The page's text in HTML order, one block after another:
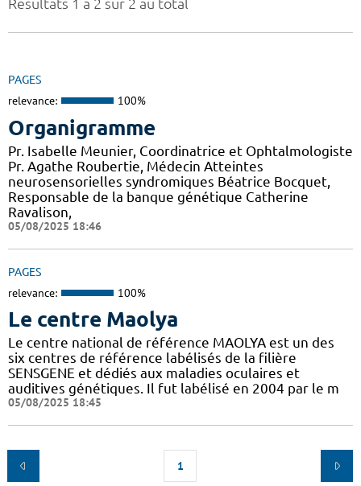
Résultats 1 à 2 sur 2 au total
PAGES
relevance: 100%
Organigramme
Pr. Isabelle Meunier, Coordinatrice et Ophtalmologiste
Pr. Agathe Roubertie, Médecin Atteintes
neurosensorielles syndromiques Béatrice Bocquet,
Responsable de la banque génétique Catherine
Ravalison,
05/08/2025 18:46
PAGES
relevance: 100%
Le centre Maolya
Le centre national de référence MAOLYA est un des
six centres de référence labélisés de la filière
SENSGENE et dédiés aux maladies oculaires et
auditives génétiques. Il fut labélisé en 2004 par le m
05/08/2025 18:45
1